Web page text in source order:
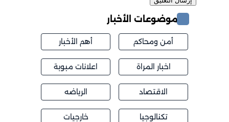
موضوعات الأخبار
أمن ومحاكم أهم الأخبار
اخبار المراة اعلانات مبوبة
الاقتصاد
تكنالوجيا